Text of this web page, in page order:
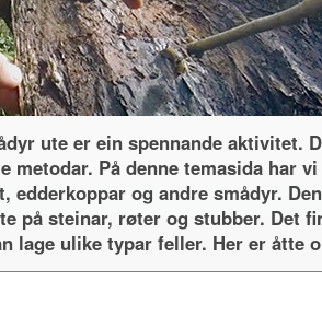
ute er ein spennande aktivitet.
metodar. På denne temasida har
edderkoppar og andre smådyr.
på steinar, røter og stubber. Det
lage ulike typar feller. Her er åtte